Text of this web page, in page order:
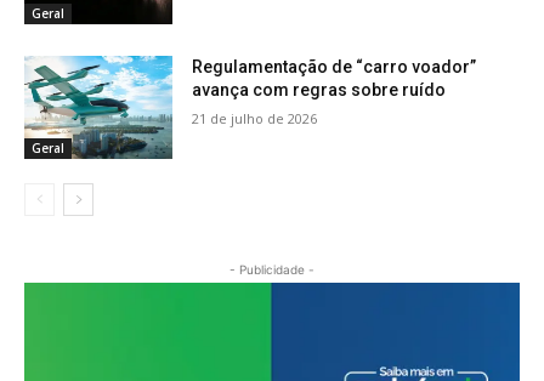
Geral
Geral
Regulamentação de “carro voador”
avança com regras sobre ruído
21 de julho de 2026
- Publicidade -